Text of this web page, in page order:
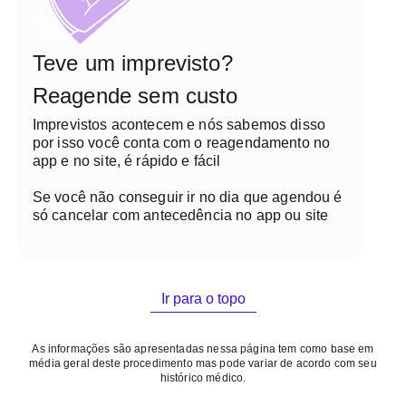
Não é necessário a realização de jejum. -
Medicamentos de uso rotineiro devem ser
mantidos nas doses e horários habituais (com
pequena quantidade de água). - Para exames com
contraste, pacientes que estejam amamentando
devem interromper a amamentação por 24 horas
após o exame e descartar o leite nesse período.
Sugere-se estocar o leite antes da realização do
exame. RESTRIÇÕES DO EXAME: - Gestantes no
trimestre de gestação podem realizar o exame
normalmente, porém sem a utilização de contraste.
clips vasculares metálicos, exceto com
apresentação de carta do médico solicitante,
ambiente de ressonância magnética. Esta
documentação será submetida previamente ao
médico radiologista responsável pelo setor, a fim
Teve um imprevisto?
Reagende sem custo
Imprevistos acontecem e nós sabemos disso
por isso você conta com o reagendamento no
app e no site, é rápido e fácil
Se você não conseguir ir no dia que agendou é
só cancelar com antecedência no app ou site
Ir para o topo
As informações são apresentadas nessa página tem como base em
média geral deste procedimento mas pode variar de acordo com seu
histórico médico.